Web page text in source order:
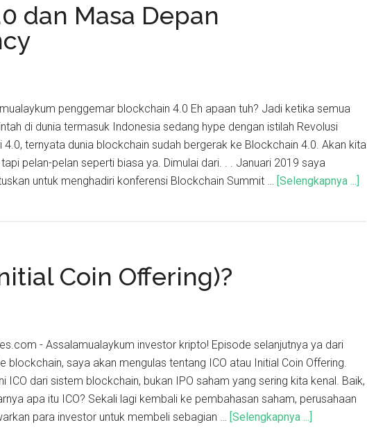
dan Masa Depan
penggemar blockchain 4.0 Eh apaan tuh? Jadi ketika semua
di dunia termasuk Indonesia sedang hype dengan istilah Revolusi
4.0, ternyata dunia blockchain sudah bergerak ke Blockchain 4.0. Akan kita
pelan-pelan seperti biasa ya. Dimulai dari. . . Januari 2019 saya
untuk menghadiri konferensi Blockchain Summit … [Selengkapnya ...]
Coin Offering)?
- Assalamualaykum investor kripto! Episode selanjutnya ya dari
blockchain, saya akan mengulas tentang ICO atau Initial Coin Offering.
ICO dari sistem blockchain, bukan IPO saham yang sering kita kenal. Baik,
apa itu ICO? Sekali lagi kembali ke pembahasan saham, perusahaan
para investor untuk membeli sebagian … [Selengkapnya ...]